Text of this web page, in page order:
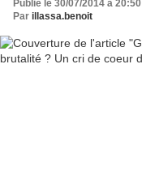
Publié le 30/07/2014 à 20:50
Par illassa.benoit